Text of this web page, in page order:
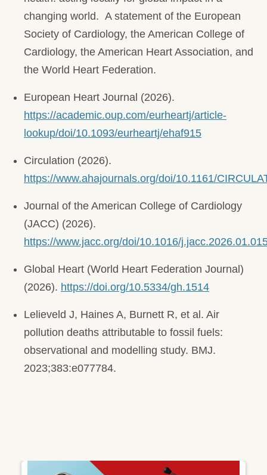
changing world. A statement of the European
Society of Cardiology, the American College of
Cardiology, the American Heart Association, and
the World Heart Federation.
European Heart Journal (2026).
https://academic.oup.com/eurheartj/article-
lookup/doi/10.1093/eurheartj/ehaf915
Circulation (2026).
https://www.ahajournals.org/doi/10.1161/
Journal of the American College of Cardiology
(JACC) (2026).
https://www.jacc.org/doi/10.1016/
Global Heart (World Heart Federation Journal)
(2026). https://doi.org/10.5334/gh.1514
Lelieveld J, Haines A, Burnett R, et al. Air
pollution deaths attributable to fossil fuels:
observational and modelling study. BMJ.
2023;383:e077784.